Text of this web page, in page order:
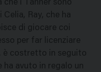
che i Tanner sono
Ray, che ha
di giocare coi
per far licenziare
è costretto in seguito
ha avuto in regalo un